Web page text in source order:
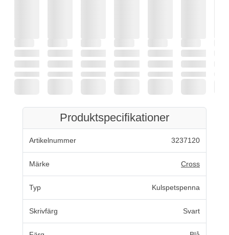
Produktspecifikationer
Artikelnummer 3237120
Märke Cross
Typ Kulspetspenna
Skrivfärg Svart